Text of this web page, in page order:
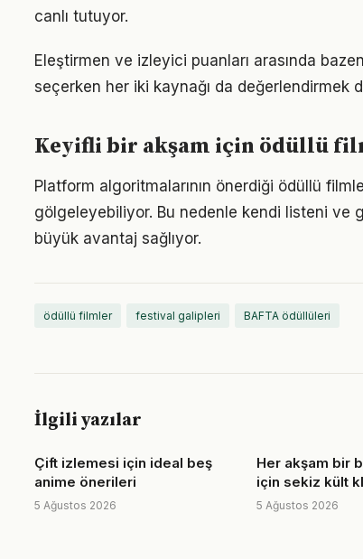
canlı tutuyor.
Eleştirmen ve izleyici puanları arasında
seçerken her iki kaynağı da değerlendirmek
Keyifli bir akşam için ödüllü
Platform algoritmalarının önerdiği ödüllü
gölgeleyebiliyor. Bu nedenle kendi listeni ve
büyük avantaj sağlıyor.
ödüllü filmler festival galipleri BAFTA ödüllüleri
İlgili yazılar
Çift izlemesi için ideal beş
anime önerileri
5 Ağustos 2026
Her akşam bir
için sekiz kült
5 Ağustos 2026